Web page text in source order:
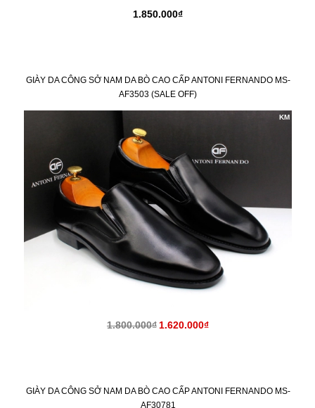
1.850.000₫
GIÀY DA CÔNG SỞ NAM DA BÒ CAO CẤP ANTONI FERNANDO MS-
AF3503 (SALE OFF)
KM
1.800.000₫1.620.000₫
GIÀY DA CÔNG SỞ NAM DA BÒ CAO CẤP ANTONI FERNANDO MS-
AF30781